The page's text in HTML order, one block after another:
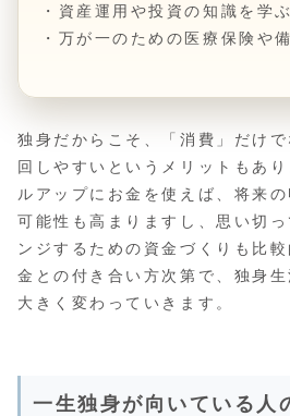
・資産運用や投資の知識を学ぶ
・万が一のための医療保険や備
独身だからこそ、「消費」だけ
回しやすいというメリットもあ
ルアップにお金を使えば、将来
可能性も高まりますし、思い切
ンジするための資金づくりも比
金との付き合い方次第で、独身
大きく変わっていきます。
一生独身が向いている人